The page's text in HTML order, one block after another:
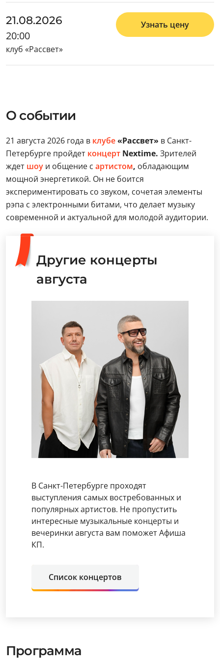
21.08.2026
20:00
клуб «Рассвет»
Узнать цену
О событии
21 августа 2026 года в клубе«Рассвет» в Санкт-
Петербурге пройдет концерт Nextime. Зрителей
ждет шоу и общение с артистом, обладающим
мощной энергетикой. Он не боится
экспериментировать со звуком, сочетая элементы
рэпа с электронными битами, что делает музыку
современной и актуальной для молодой аудитории.
Другие концерты
августа
В Санкт-Петербурге проходят
выступления самых востребованных и
популярных артистов. Не пропустить
интересные музыкальные концерты и
вечеринки августа вам поможет Афиша
КП.
Список концертов
Программа